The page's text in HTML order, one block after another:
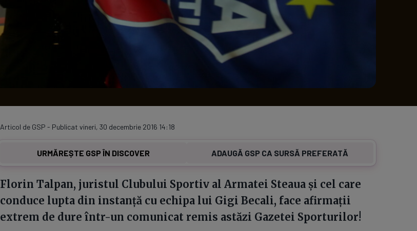
Articol de GSP - Publicat vineri, 30 decembrie 2016 14:18
URMĂREȘTE GSP ÎN DISCOVER ADAUGĂ GSP CA SURSĂ PREFERATĂ
Florin Talpan, juristul Clubului Sportiv al Armatei Steaua și cel care
conduce lupta din instanță cu echipa lui Gigi Becali, face afirmații
extrem de dure într-un comunicat remis astăzi Gazetei Sporturilor!